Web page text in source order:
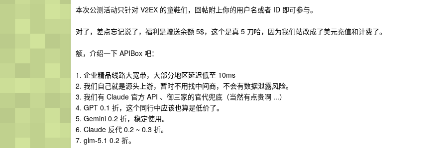
本次公测活动只针对 V2EX 的童鞋们，回帖附上你的用户名或者 ID 即可参与。
对了，差点忘记说了，福利是赠送余额 5$，这个是真 5 刀哈，因为我们站改成了美元充值和计费了。
额，介绍一下 APIBox 吧：
1. 企业精品线路大宽带，大部分地区延迟低至 10ms
2. 我们自己就是源头上游，暂时不用找中间商，不会有数据泄露风险。
3. 我们有 Claude 官方 API 、御三家的官代兜底（当然有点贵啊 ...）
4. GPT 0.1 折，这个同行中应该也算是低价了。
5. Gemini 0.2 折，稳定使用。
6. Claude 反代 0.2 ~ 0.3 折。
7. glm-5.1 0.2 折。